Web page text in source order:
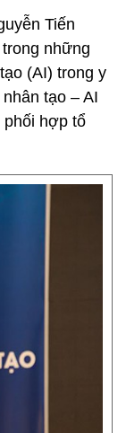
Tiến
những
(AI) trong y
tạo – AI
phối hợp tổ